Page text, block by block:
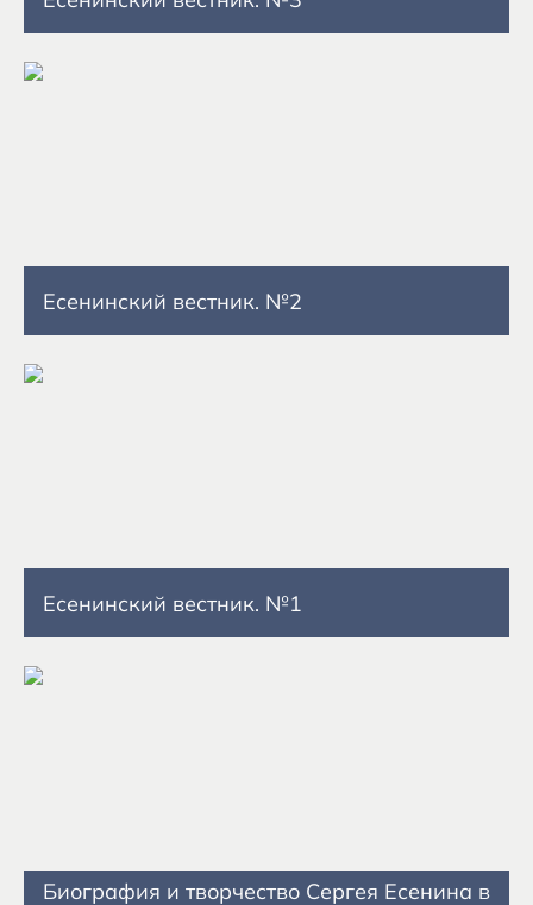
Есенинский вестник. №2
Есенинский вестник. №1
Биография и творчество Сергея Есенина в